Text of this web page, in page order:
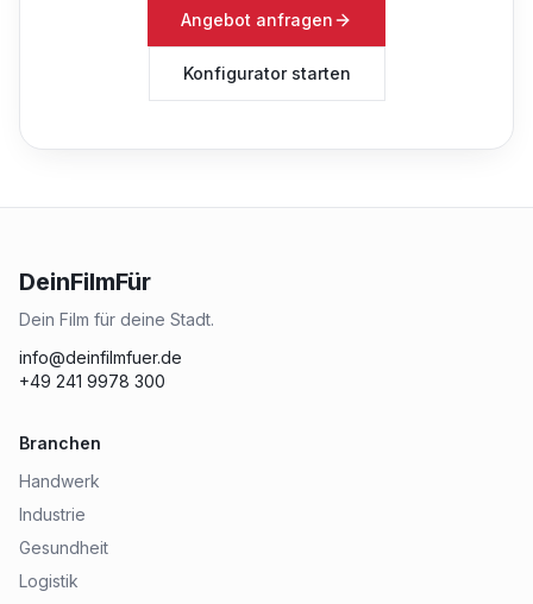
Angebot anfragen
Konfigurator starten
DeinFilmFür
Dein Film für deine Stadt.
info@deinfilmfuer.de
+49 241 9978 300
Branchen
Handwerk
Industrie
Gesundheit
Logistik